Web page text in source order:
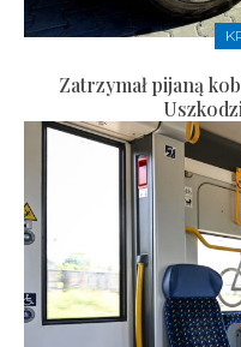
Zatrzymał pijaną